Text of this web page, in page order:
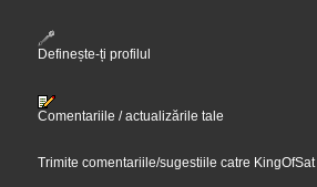
Definește-ți profilul
Comentariile / actualizările tale
Trimite comentariile/sugestiile catre KingOfSat